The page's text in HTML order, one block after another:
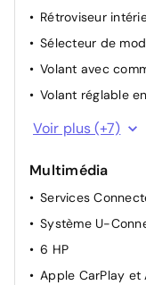
Rétroviseur
Sélecteur de
Volant avec
Volant réglable
Batterie 42 kWh
Capteur de pluie
Chargeur
Climatisation
Démarrage sans
Direction assistée
Voir plus (+7)
Multimédia
Services
Système U-
6 HP
Apple CarPlay et